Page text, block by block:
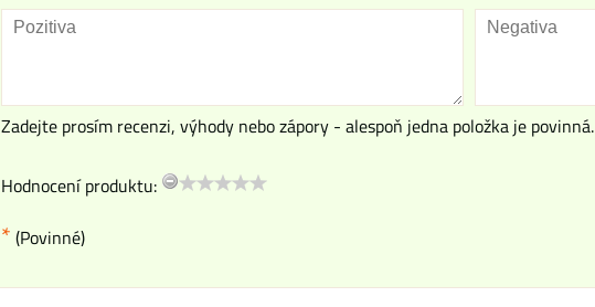
Zadejte prosím recenzi, výhody nebo zápory - alespoň jedna položka je povinná.
Hodnocení produktu:
* (Povinné)